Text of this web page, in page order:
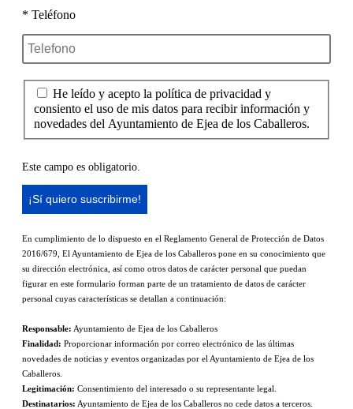
* Teléfono
He leído y acepto la política de privacidad y
consiento el uso de mis datos para recibir información y
novedades del Ayuntamiento de Ejea de los Caballeros.
Este campo es obligatorio.
En cumplimiento de lo dispuesto en el Reglamento General de Protección de Datos
2016/679, El Ayuntamiento de Ejea de los Caballeros pone en su conocimiento que
su dirección electrónica, así como otros datos de carácter personal que puedan
figurar en este formulario forman parte de un tratamiento de datos de carácter
personal cuyas características se detallan a continuación:
Responsable: Ayuntamiento de Ejea de los Caballeros
Finalidad: Proporcionar información por correo electrónico de las últimas
novedades de noticias y eventos organizadas por el Ayuntamiento de Ejea de los
Caballeros.
Legitimación: Consentimiento del interesado o su representante legal.
Destinatarios: Ayuntamiento de Ejea de los Caballeros no cede datos a terceros.